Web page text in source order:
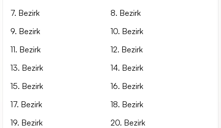
7. Bezirk
8. Bezirk
9. Bezirk
10. Bezirk
11. Bezirk
12. Bezirk
13. Bezirk
14. Bezirk
15. Bezirk
16. Bezirk
17. Bezirk
18. Bezirk
19. Bezirk
20. Bezirk